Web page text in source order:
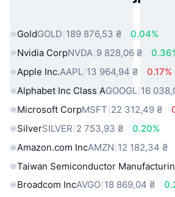
GoldGOLD 189 876,53 ₴
0.04%
Nvidia CorpNVDA 9 828,06 ₴
Apple Inc.AAPL 13 964,94 ₴
0.17%
Alphabet Inc Class AGOOGL 16
Microsoft CorpMSFT 22 312,49 ₴
SilverSILVER 2 753,93 ₴
0.20%
Amazon.com IncAMZN 12 182,34 ₴
Taiwan Semiconductor
Broadcom IncAVGO 18 869,04 ₴